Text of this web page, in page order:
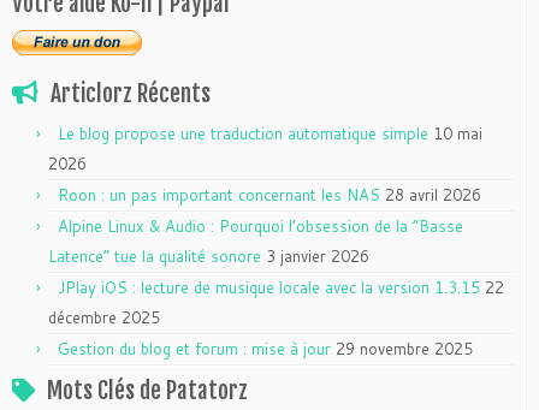
Articlorz Récents
Le blog propose une traduction automatique simple 10 mai
2026
Roon : un pas important concernant les NAS 28 avril 2026
Alpine Linux & Audio : Pourquoi l’obsession de la “Basse
Latence” tue la qualité sonore 3 janvier 2026
JPlay iOS : lecture de musique locale avec la version 1.3.15 22
décembre 2025
Gestion du blog et forum : mise à jour 29 novembre 2025
Mots Clés de Patatorz